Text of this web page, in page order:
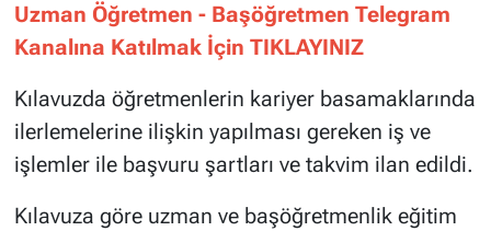
Uzman Öğretmen - Başöğretmen Telegram
Kanalına Katılmak İçin TIKLAYINIZ
Kılavuzda öğretmenlerin kariyer basamaklarında
ilerlemelerine ilişkin yapılması gereken iş ve
işlemler ile başvuru şartları ve takvim ilan edildi.
Kılavuza göre uzman ve başöğretmenlik eğitim